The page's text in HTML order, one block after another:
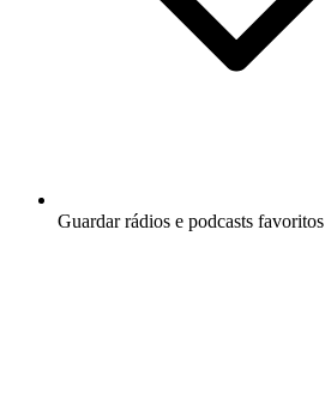
Guardar rádios e podcasts favoritos